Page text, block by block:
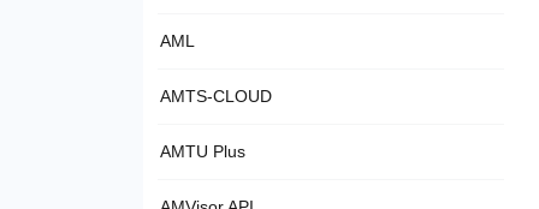
AML
AMTS-CLOUD
AMTU Plus